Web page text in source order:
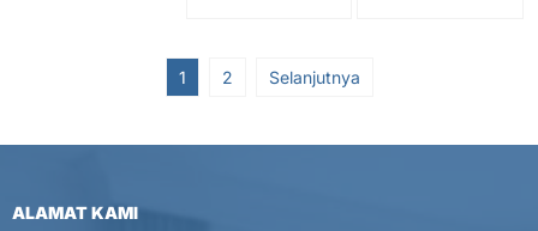
1 2 Selanjutnya
ALAMAT KAMI